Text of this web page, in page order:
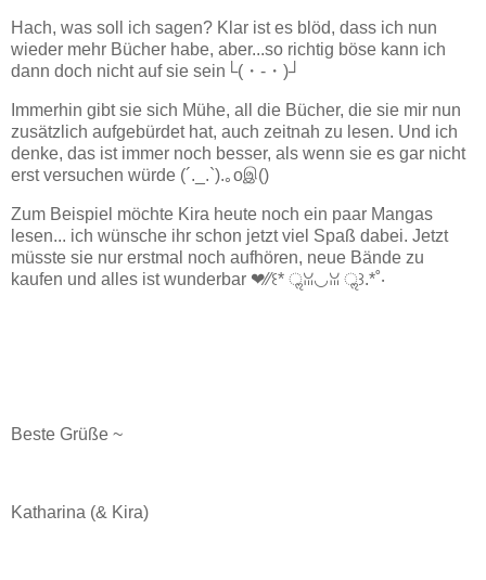
Hach, was soll ich sagen? Klar ist es blöd, dass ich nun
wieder mehr Bücher habe, aber...so richtig böse kann ich
dann doch nicht auf sie sein└(・-・)┘
Immerhin gibt sie sich Mühe, all die Bücher, die sie mir nun
zusätzlich aufgebürdet hat, auch zeitnah zu lesen. Und ich
denke, das ist immer noch besser, als wenn sie es gar nicht
erst versuchen würde (´._.`).｡oஇ()
Zum Beispiel möchte Kira heute noch ein paar Mangas
lesen... ich wünsche ihr schon jetzt viel Spaß dabei. Jetzt
müsste sie nur erstmal noch aufhören, neue Bände zu
kaufen und alles ist wunderbar ❤︎⁄⁄꒰* ॢꈍ◡ꈍ ॢ꒱.*˚‧
Beste Grüße ~
Katharina (& Kira)